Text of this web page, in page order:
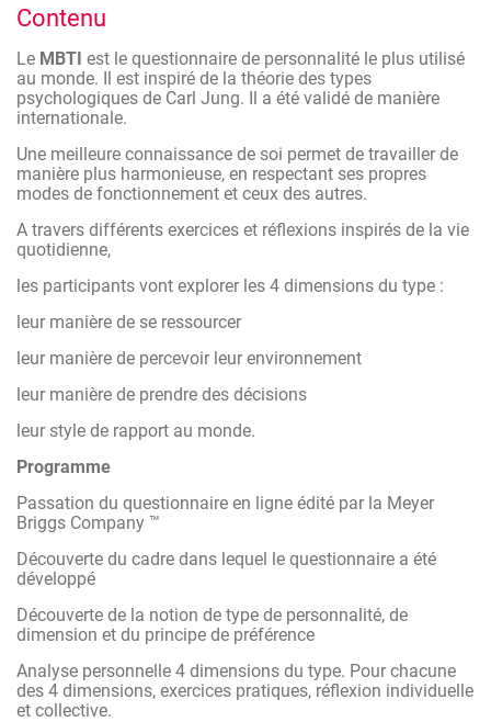
Plus de confiance en soi
De meilleures capacités de prises de décision
Une meilleure gestion du stress
Des relations professionnelles plus épanouies en équipe
Un leadership respectueux
Après avoir répondu au questionnaire en ligne, les
participants valideront, les résultats obtenus en observant
leurs propres modes de fonctionnement dans des
situations concrètes, issues du quotidien. Seule compte la
validation individuelle, car c’est la personne qui se connaît
le mieux. Cette méthode garantit que chacun s’approprie
les notions présentées.
Contenu
Le MBTI est le questionnaire de personnalité le plus utilisé
au monde. Il est inspiré de la théorie des types
psychologiques de Carl Jung. Il a été validé de manière
internationale.
Une meilleure connaissance de soi permet de travailler de
manière plus harmonieuse, en respectant ses propres
modes de fonctionnement et ceux des autres.
A travers différents exercices et réflexions inspirés de la vie
quotidienne,
les participants vont explorer les 4 dimensions du type :
leur manière de se ressourcer
leur manière de percevoir leur environnement
leur manière de prendre des décisions
leur style de rapport au monde.
Programme
Passation du questionnaire en ligne édité par la Meyer
Briggs Company ™
Découverte du cadre dans lequel le questionnaire a été
développé
Découverte de la notion de type de personnalité, de
dimension et du principe de préférence
Analyse personnelle 4 dimensions du type. Pour chacune
des 4 dimensions, exercices pratiques, réflexion individuelle
et collective.